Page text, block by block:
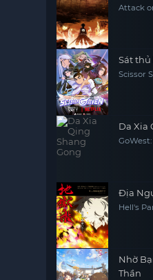
Attack
Sát thủ
Scissor
Da Xia
Địa
Hell's
Nhờ
Thần